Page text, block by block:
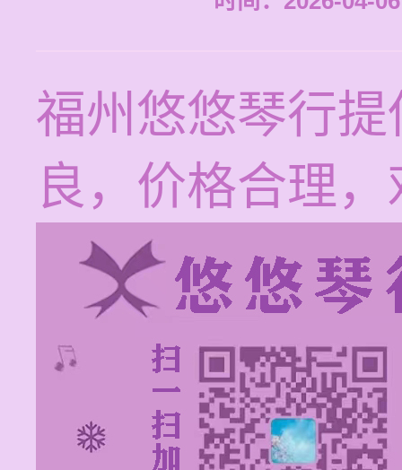
福州悠悠琴行
良，价格合理